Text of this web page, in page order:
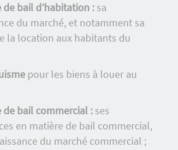
de bail d’habitation : sa
du marché, et notamment sa
la location aux habitants du
pour les biens à louer au
de bail commercial : ses
en matière de bail commercial,
du marché commercial ;